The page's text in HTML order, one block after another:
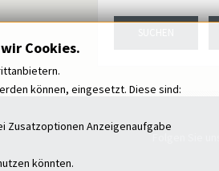
Cookies.
können, eingesetzt. Diese sind:
Zusatzoptionen Anzeigenaufgabe
könnten.